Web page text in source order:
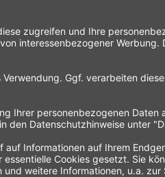
Widerrufsformular